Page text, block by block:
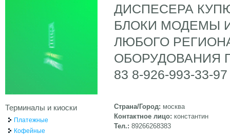
ДИСПЕСЕРА
БЛОКИ МОДЕМЫ
ЛЮБОГО
ОБОРУДОВАНИЯ
83 8-926-993-33-97
Страна/Город: москва
Контактное лицо: константин
Тел.: 89266268383
Терминалы и киоски
Платежные
Кофейные